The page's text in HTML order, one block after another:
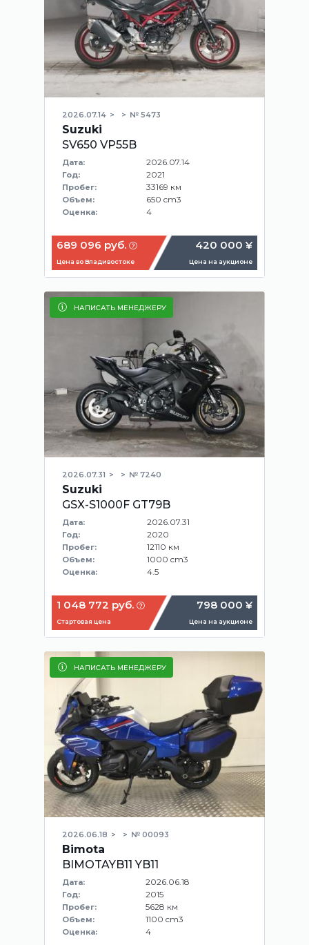
2026.07.14 № 5473
Suzuki
SV650 VP55B
Дата: 2026.07.14
Год: 2021
Пробег: 33169 км
Объем: 650 cm3
Оценка: 4
689 096 руб.
Цена во Владивостоке
420 000 ¥
Цена на аукционе
НАПИСАТЬ МЕНЕДЖЕРУ
2026.07.31 № 7240
Suzuki
GSX-S1000F GT79B
Дата: 2026.07.31
Год: 2020
Пробег: 12110 км
Объем: 1000 cm3
Оценка: 4.5
1 048 772 руб.
Стартовая цена
798 000 ¥
Цена на аукционе
НАПИСАТЬ МЕНЕДЖЕРУ
2026.06.18 № 00093
Bimota
BIMOTAYB11 YB11
Дата: 2026.06.18
Год: 2015
Пробег: 5628 км
Объем: 1100 cm3
Оценка: 4